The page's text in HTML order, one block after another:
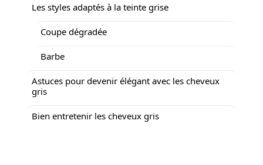
Les styles adaptés à la teinte grise
Coupe dégradée
Barbe
Astuces pour devenir élégant avec les cheveux
gris
Bien entretenir les cheveux gris